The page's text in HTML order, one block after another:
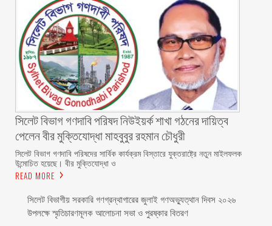
সিলেট বিভাগ গণদাবি পরিষদ নিউইয়র্ক শাখা গঠনের দায়িত্ব
পেলেন বীর মুক্তিযোদ্ধা মাহবুবুর রহমান চৌধুরী ‎ ‎
‎সিলেট বিভাগ গণদাবি পরিষদের সার্বিক কার্যক্রম বিস্তারে যুক্তরাষ্ট্রে নতুন মাইলফলক
উন্মোচিত হয়েছে। বীর মুক্তিযোদ্ধা ও
READ MORE
সিলেট বিভাগীয় সরকারি গণগ্রন্থাগারের জুলাই গণঅভ্যুত্থান দিবস ২০২৬
উপলক্ষে স্মৃতিচারণমূলক আলোচনা সভা ও পুরষ্কার বিতরণ ‎ ‎